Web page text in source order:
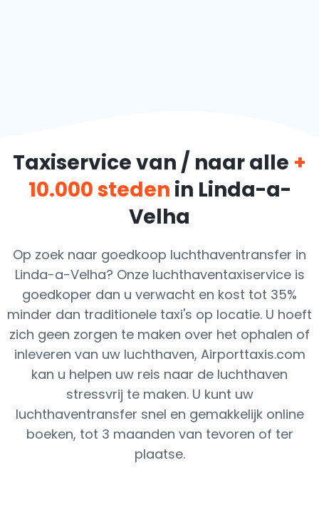
Taxiservice van / naar alle +
10.000 steden in Linda-a-
Velha
Op zoek naar goedkoop luchthaventransfer in
Linda-a-Velha? Onze luchthaventaxiservice is
goedkoper dan u verwacht en kost tot 35%
minder dan traditionele taxi's op locatie. U hoeft
zich geen zorgen te maken over het ophalen of
inleveren van uw luchthaven, Airporttaxis.com
kan u helpen uw reis naar de luchthaven
stressvrij te maken. U kunt uw
luchthaventransfer snel en gemakkelijk online
boeken, tot 3 maanden van tevoren of ter
plaatse.